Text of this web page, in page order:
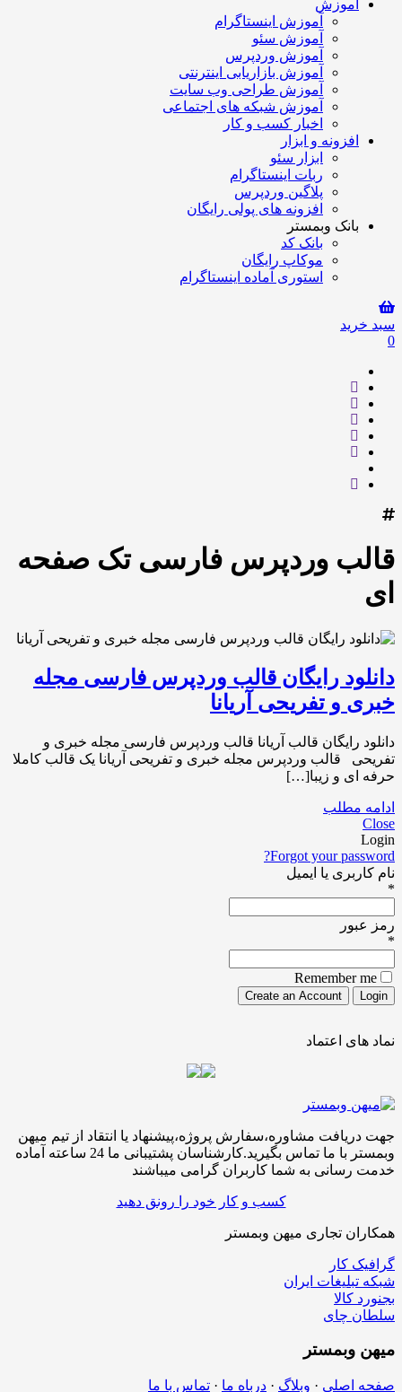
آموزش
آموزش اینستاگرام
آموزش سئو
آموزش وردپرس
آموزش بازاریابی اینترنتی
آموزش طراحی وب سایت
آموزش شبکه های اجتماعی
اخبار کسب و کار
افزونه و ابزار
ابزار سئو
ربات اینستاگرام
پلاگین وردپرس
افزونه های پولی رایگان
بانک وبمستر
بانک کد
موکاپ رایگان
استوری آماده اینستاگرام
سبد خرید
0
قالب وردپرس فارسی تک صفحه
ای
دانلود رایگان قالب وردپرس فارسی مجله
خبری و تفریحی آریانا
دانلود رایگان قالب آریانا قالب وردپرس فارسی مجله خبری و
تفریحی قالب وردپرس مجله خبری و تفریحی آریانا یک قالب کاملا
حرفه ای و زیبا[…]
ادامه مطلب
Close
Login
Forgot your password?
نام کاربری یا ایمیل
*
رمز عبور
*
Remember me
نماد های اعتماد
جهت دریافت مشاوره،سفارش پروژه،پیشنهاد یا انتقاد از تیم میهن
وبمستر با ما تماس بگیرید.کارشناسان پشتیبانی ما 24 ساعته آماده
خدمت رسانی به شما کاربران گرامی میباشند
کسب و کار خود را رونق دهید
همکاران تجاری میهن وبمستر
گرافیک کار
شبکه تبلیغات ایران
بجنورد کالا
سلطان چای
میهن وبمستر
صفحه اصلی · وبلاگ · درباه ما · تماس با ما